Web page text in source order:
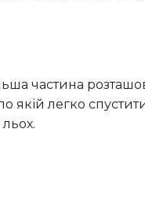
якій легко